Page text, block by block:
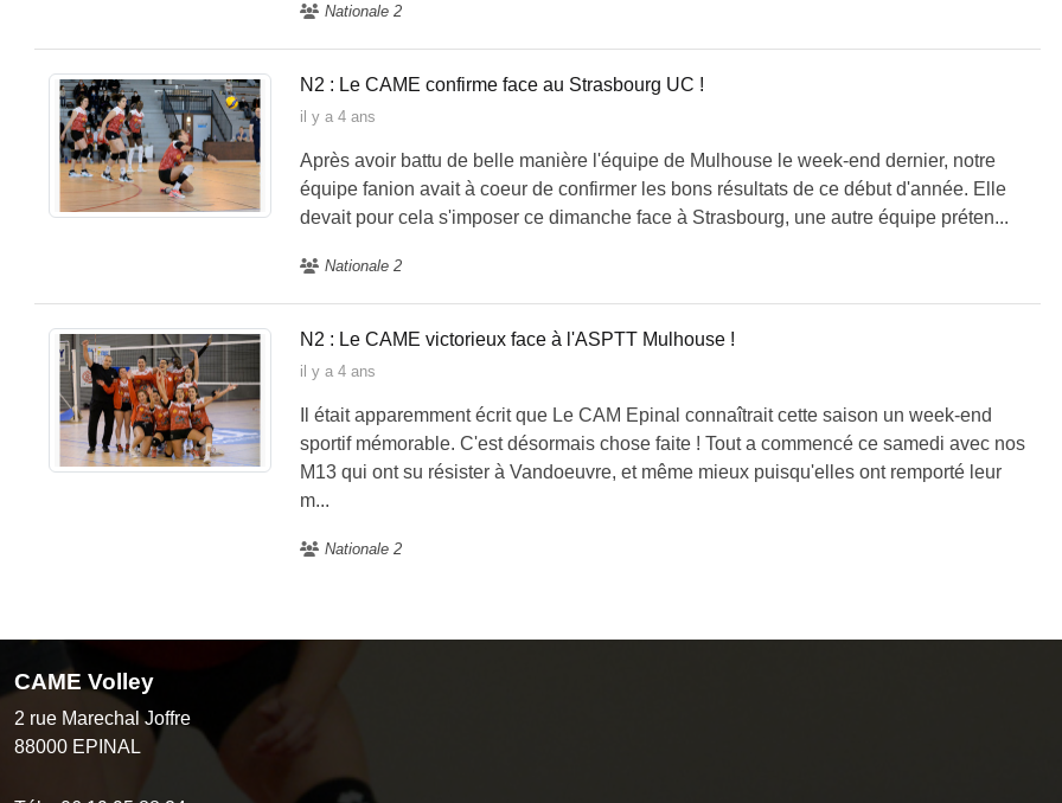
Nationale 2
N2 : Le CAME confirme face au Strasbourg UC !
il y a 4 ans
Après avoir battu de belle manière l'équipe de Mulhouse le week-end dernier, notre
équipe fanion avait à coeur de confirmer les bons résultats de ce début d'année. Elle
devait pour cela s'imposer ce dimanche face à Strasbourg, une autre équipe préten...
Nationale 2
N2 : Le CAME victorieux face à l'ASPTT Mulhouse !
il y a 4 ans
Il était apparemment écrit que Le CAM Epinal connaîtrait cette saison un week-end
sportif mémorable. C'est désormais chose faite ! Tout a commencé ce samedi avec nos
M13 qui ont su résister à Vandoeuvre, et même mieux puisqu'elles ont remporté leur
m...
Nationale 2
CAME Volley
2 rue Marechal Joffre
88000 EPINAL